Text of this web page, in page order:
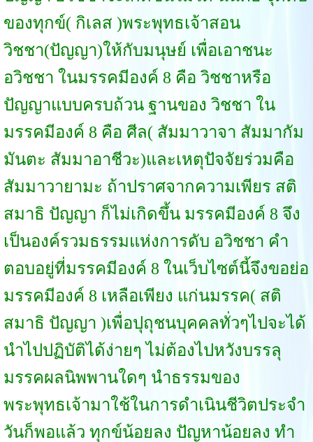
ของทุกข์( กิเลส )พระพุทธเจ้าสอน
วิชชา(ปัญญา)ให้กับมนุษย์ เพื่อเอาชนะ
อวิชชา ในมรรคมีองค์ 8 คือ วิชชาหรือ
ปัญญาแบบครบถ้วน ฐานของ วิชชา ใน
มรรคมีองค์ 8 คือ ศีล( สัมมาวาจา สัมมากัม
มันตะ สัมมาอาชีวะ)และเหตุปัจจัยร่วมคือ
สัมมาวายามะ ถ้าปราศจากความเพียร สติ
สมาธิ ปัญญา ก็ไม่เกิดขึ้น มรรคมีองค์ 8 จึง
เป็นองค์รวมธรรมแห่งการดับ อวิชชา คำ
ตอบอยู่ที่มรรคมีองค์ 8 ในเว็บไซต์นี้จึงขอย่อ
มรรคมีองค์ 8 เหลือเพียง แก่นมรรค( สติ
สมาธิ ปัญญา )เพื่อปุถุชนบุคคลทั่วๆไปจะได้
นำไปปฏิบัติได้ง่ายๆ ไม่ต้องไปหวังบรรลุ
มรรคผลนิพพานใดๆ นำธรรมของ
พระพุทธเจ้ามาใช้ในการดำเนินชีวิตประจำ
วันก็พอแล้ว ทุกข์น้อยลง ปัญหาน้อยลง ทำ